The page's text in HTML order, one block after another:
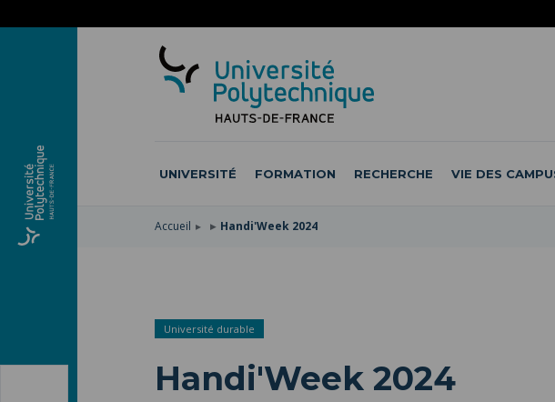
UNIVERSITÉ FORMATION RECHERCHE VIE DES
Accueil Handi'Week 2024
Université durable
Handi'Week 2024